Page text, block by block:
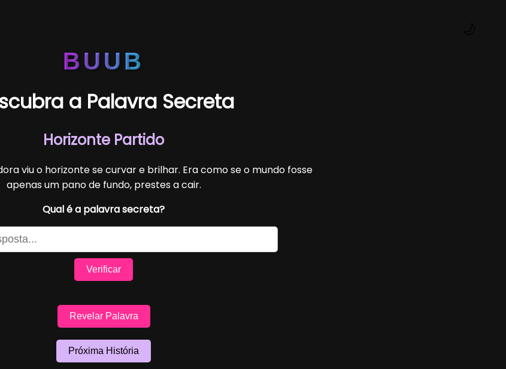
BUUB
a Palavra Secreta
Horizonte Partido
viu o horizonte se curvar e brilhar. Era como se o mundo fosse
apenas um pano de fundo, prestes a cair.
Qual é a palavra secreta?
Verificar
Revelar Palavra
Próxima História